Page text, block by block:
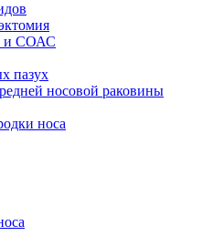
и СОАС
пазух
носовой раковины
носа